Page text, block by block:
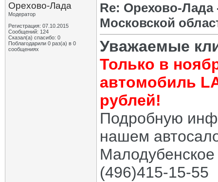
Орехово-Лада
Модератор
Регистрация: 07.10.2015
Сообщений: 124
Сказал(а) спасибо: 0
Поблагодарили 0 раз(а) в 0
сообщениях
Re: Орехово-
Московской
Уважаемые
Только в
автомобиль
рублей!
Подробную
нашем
(496)415-15-55